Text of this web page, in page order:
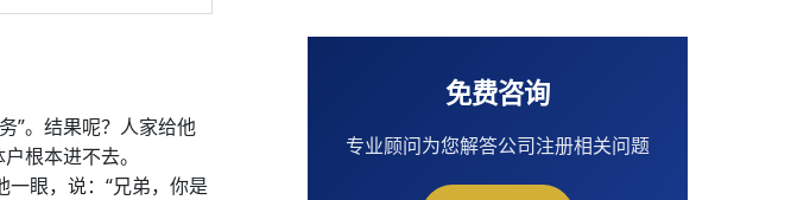
”。结果呢？人家给他
根本进不去。
眼，说：“兄弟，你是
免费咨询
专业顾问为您解答公司注册相关问题